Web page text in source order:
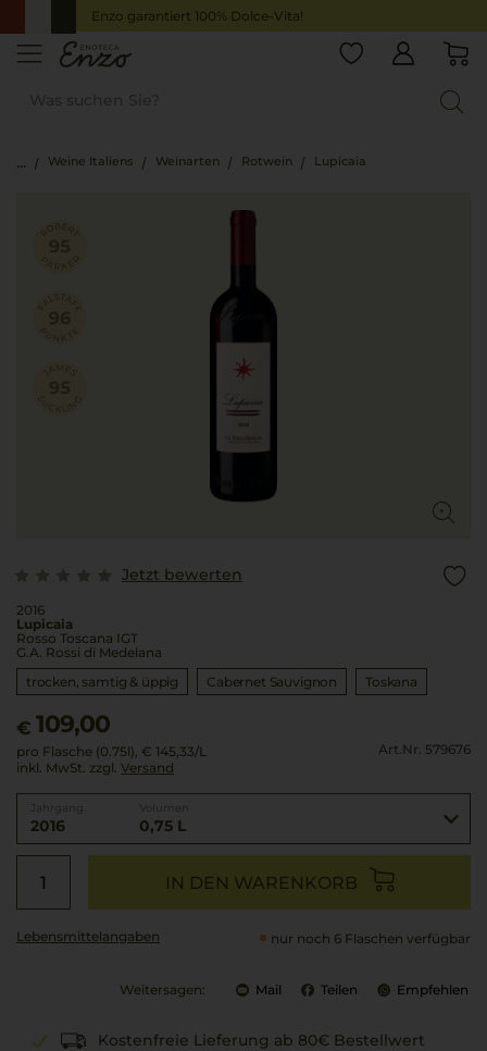
Enzo garantiert 100% Dolce-Vita!
Weine Italiens Weinarten Rotwein Lupicaia
Jetzt bewerten
2016
Lupicaia
Rosso Toscana IGT
G.A. Rossi di Medelana
trocken, samtig & üppig
Cabernet Sauvignon Toskana
€ 109,00
pro Flasche (0.75l), € 145,33/L
inkl. MwSt. zzgl. Versand
Art.Nr. 579676
2016 0,75 L
IN DEN WARENKORB
Lebensmittel­angaben nur noch 6 Flaschen verfügbar
Weitersagen: Mail Teilen Empfehlen
Kostenfreie Lieferung ab 80€ Bestellwert